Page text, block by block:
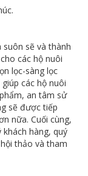
sẽ và thành
các hộ nuôi
lọc-sàng lọc
các hộ nuôi
an tâm sử
sẽ được tiếp
nữa. Cuối cùng,
hàng, quý
thảo và tham